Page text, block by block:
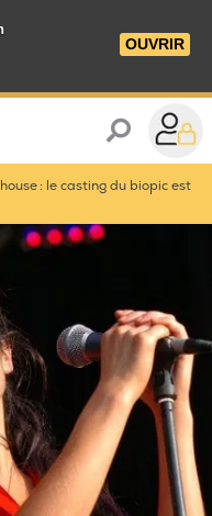
OUVRIR
: le casting du biopic est